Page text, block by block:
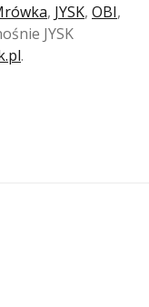
, JYSK, OBI,
JYSK
.